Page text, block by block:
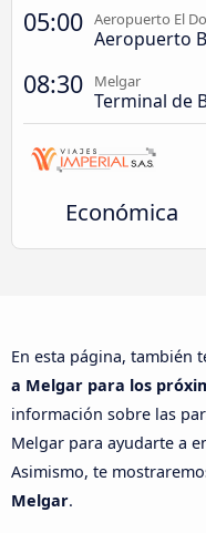
05:00 Aeropuerto El
Aeropuerto
08:30 Melgar
Terminal de
Económica
En esta página, también
a Melgar para los
información sobre las
Melgar para ayudarte a
Asimismo, te
Melgar.